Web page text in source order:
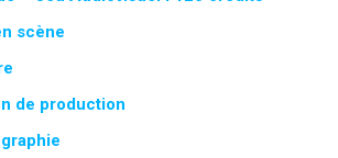
scène
de production